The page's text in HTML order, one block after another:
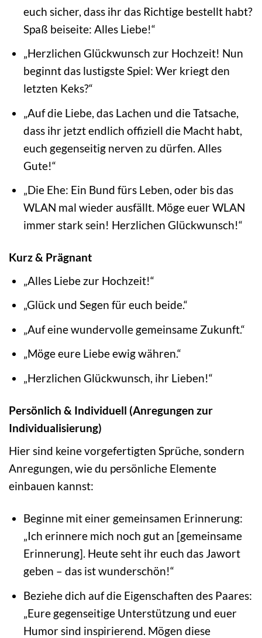
euch sicher, dass ihr das Richtige bestellt habt?
Spaß beiseite: Alles Liebe!“
„Herzlichen Glückwunsch zur Hochzeit! Nun
beginnt das lustigste Spiel: Wer kriegt den
letzten Keks?“
„Auf die Liebe, das Lachen und die Tatsache,
dass ihr jetzt endlich offiziell die Macht habt,
euch gegenseitig nerven zu dürfen. Alles
Gute!“
„Die Ehe: Ein Bund fürs Leben, oder bis das
WLAN mal wieder ausfällt. Möge euer WLAN
immer stark sein! Herzlichen Glückwunsch!“
Kurz & Prägnant
„Alles Liebe zur Hochzeit!“
„Glück und Segen für euch beide.“
„Auf eine wundervolle gemeinsame Zukunft.“
„Möge eure Liebe ewig währen.“
„Herzlichen Glückwunsch, ihr Lieben!“
Persönlich & Individuell (Anregungen zur
Individualisierung)
Hier sind keine vorgefertigten Sprüche, sondern
Anregungen, wie du persönliche Elemente
einbauen kannst:
Beginne mit einer gemeinsamen Erinnerung:
„Ich erinnere mich noch gut an [gemeinsame
Erinnerung]. Heute seht ihr euch das Jawort
geben – das ist wunderschön!“
Beziehe dich auf die Eigenschaften des Paares:
„Eure gegenseitige Unterstützung und euer
Humor sind inspirierend. Mögen diese